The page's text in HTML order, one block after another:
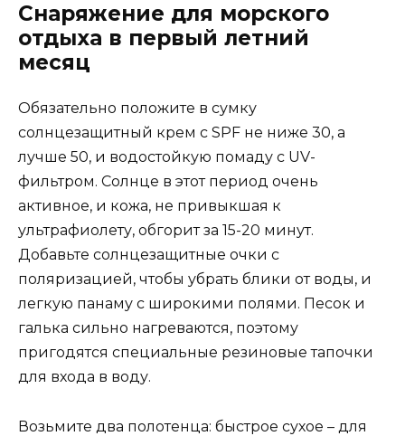
Снаряжение для морского
отдыха в первый летний
месяц
Обязательно положите в сумку
солнцезащитный крем с SPF не ниже 30, а
лучше 50, и водостойкую помаду с UV-
фильтром. Солнце в этот период очень
активное, и кожа, не привыкшая к
ультрафиолету, обгорит за 15-20 минут.
Добавьте солнцезащитные очки с
поляризацией, чтобы убрать блики от воды, и
легкую панаму с широкими полями. Песок и
галька сильно нагреваются, поэтому
пригодятся специальные резиновые тапочки
для входа в воду.
Возьмите два полотенца: быстрое сухое – для